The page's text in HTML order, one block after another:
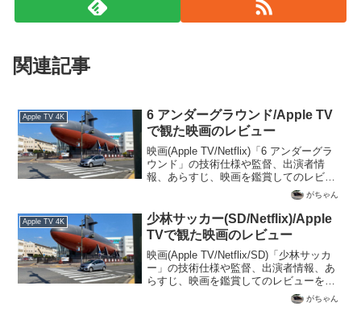
関連記事
Apple TV 4K
6 アンダーグラウンド/Apple TV
で観た映画のレビュー
映画(Apple TV/Netflix)「6 アンダーグラ
ウンド」の技術仕様や監督、出演者情
報、あらすじ、映画を鑑賞してのレビュ
がちゃん
Apple TV 4K
少林サッカー(SD/Netflix)/Apple
TVで観た映画のレビュー
映画(Apple TV/Netflix/SD)「少林サッカ
ー」の技術仕様や監督、出演者情報、あ
らすじ、映画を鑑賞してのレビューを記
がちゃん